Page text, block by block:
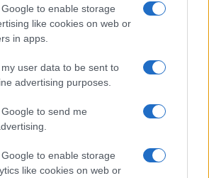
to enable storage
like cookies on web or
in apps.
user data to be sent to
advertising purposes.
to send me
to enable storage
like cookies on web or
della Lotteria Italia e quali
più fortunate.
Italia è gestito in concessione
come altre lotterie. Ma chi
al gioco, quando si parla di
, perché trattiene le imposte.
che nel 2022 gli italiani